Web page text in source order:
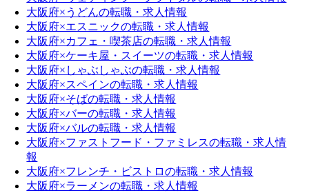
大阪府×うどんの転職・求人情報
大阪府×エスニックの転職・求人情報
大阪府×カフェ・喫茶店の転職・求人情報
大阪府×ケーキ屋・スイーツの転職・求人情報
大阪府×しゃぶしゃぶの転職・求人情報
大阪府×スペインの転職・求人情報
大阪府×そばの転職・求人情報
大阪府×バーの転職・求人情報
大阪府×バルの転職・求人情報
大阪府×ファストフード・ファミレスの転職・求人情
報
大阪府×フレンチ・ビストロの転職・求人情報
大阪府×ラーメンの転職・求人情報